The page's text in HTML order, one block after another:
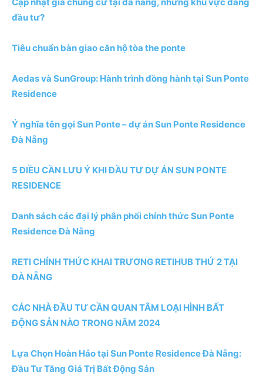
đầu tư?
Tiêu chuẩn bàn giao căn hộ tòa the ponte
Aedas và SunGroup: Hành trình đồng hành tại Sun Ponte
Residence
Ý nghĩa tên gọi Sun Ponte – dự án Sun Ponte Residence
Đà Nẵng
5 ĐIỀU CẦN LƯU Ý KHI ĐẦU TƯ DỰ ÁN SUN PONTE
RESIDENCE
Danh sách các đại lý phân phối chính thức Sun Ponte
Residence Đà Nẵng
RETI CHÍNH THỨC KHAI TRƯƠNG RETIHUB THỨ 2 TẠI
ĐÀ NẴNG
CÁC NHÀ ĐẦU TƯ CẦN QUAN TÂM LOẠI HÌNH BẤT
ĐỘNG SẢN NÀO TRONG NĂM 2024
Lựa Chọn Hoàn Hảo tại Sun Ponte Residence Đà Nẵng:
Đầu Tư Tăng Giá Trị Bất Động Sản